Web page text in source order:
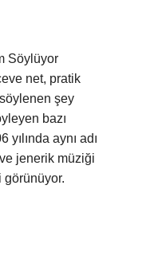
Söylüyor
net, pratik
şey
bazı
yılında aynı adı
jenerik müziği
görünüyor.